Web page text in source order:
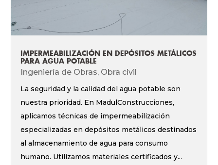
IMPERMEABILIZACIÓN EN DEPÓSITOS METÁLICOS
PARA AGUA POTABLE
Ingeniería de Obras, Obra civil
La seguridad y la calidad del agua potable son
nuestra prioridad. En MadulConstrucciones,
aplicamos técnicas de impermeabilización
especializadas en depósitos metálicos destinados
al almacenamiento de agua para consumo
humano. Utilizamos materiales certificados y...